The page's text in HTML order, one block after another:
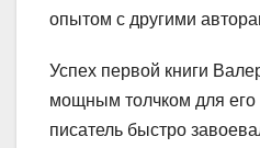
опытом с другими
Успех первой книги
мощным толчком для его
писатель быстро